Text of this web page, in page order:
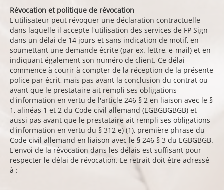
Révocation et politique de révocation
L'utilisateur peut révoquer une déclaration contractuelle
dans laquelle il accepte l'utilisation des services de FP Sign
dans un délai de 14 jours et sans indication de motif, en
soumettant une demande écrite (par ex. lettre, e-mail) et en
indiquant également son numéro de client. Ce délai
commence à courir à compter de la réception de la présente
police par écrit, mais pas avant la conclusion du contrat ou
avant que le prestataire ait rempli ses obligations
d'information en vertu de l'article 246 § 2 en liaison avec le §
1, alinéas 1 et 2 du Code civil allemand (EGBGBGBGB) et
aussi pas avant que le prestataire ait rempli ses obligations
d'information en vertu du § 312 e) (1), première phrase du
Code civil allemand en liaison avec le § 246 § 3 du EGBGBGB.
L'envoi de la révocation dans les délais est suffisant pour
respecter le délai de révocation. Le retrait doit être adressé
à :